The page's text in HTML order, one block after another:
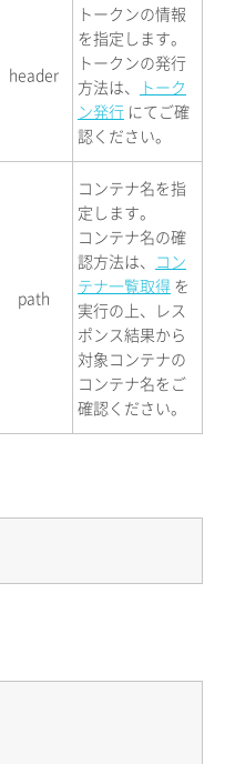
header
トークンの情報
を指定します。
トークンの発行
方法は、
トーク
ン発行 にてご確
認ください。
path
コンテナ名を指
定します。
コンテナ名の確
認方法は、 コン
テナ一覧取得 を
実行の上、レス
ポンス結果から
対象コンテナの
コンテナ名をご
確認ください。